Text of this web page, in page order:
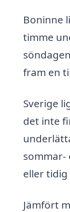
Boninne
timme
fram en
Sverige
det inte
sommar-
eller
Jämfört